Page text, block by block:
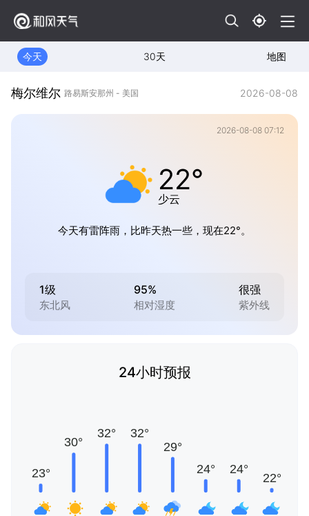
今天 30天 地图
梅尔维尔 路易斯安那州 - 美国 2026-08-08
2026-08-08 07:12
22°
少云
今天有雷阵雨，比昨天热一些，现在22°。
1级
东北风
95%
相对湿度
很强
紫外线
24小时预报